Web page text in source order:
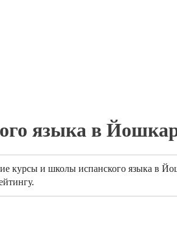
языка в
курсы и школы испанского языка в